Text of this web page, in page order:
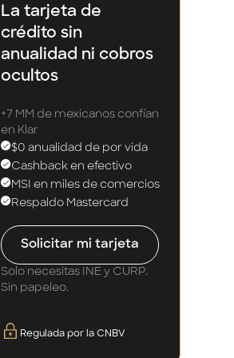
La tarjeta de
crédito sin
anualidad ni cobros
ocultos
+7 MM de mexicanos confían
en Klar
$0 anualidad de por vida
Cashback en efectivo
MSI en miles de comercios
Respaldo Mastercard
Solicitar mi tarjeta
Solo necesitas INE y CURP.
Sin papeleo.
Regulada por la CNBV